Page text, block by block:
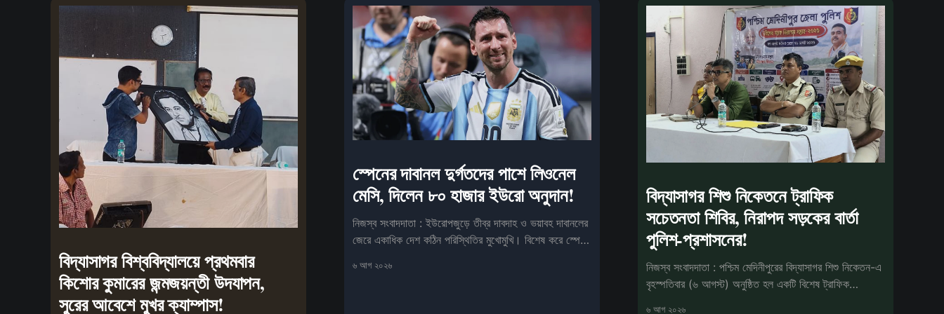
বিদ্যাসাগর বিশ্ববিদ্যালয়ে প্রথমবার
কিশোর কুমারের জন্মজয়ন্তী উদযাপন,
সুরের আবেশে মুখর ক্যাম্পাস!
স্পেনের দাবানল দুর্গতদের পাশে লিওনেল
মেসি, দিলেন ৮০ হাজার ইউরো অনুদান!
নিজস্ব সংবাদদাতা : ইউরোপজুড়ে তীব্র দাবদাহ ও ভয়াবহ দাবানলের
জেরে একাধিক দেশ কঠিন পরিস্থিতির মুখোমুখি। বিশেষ করে স্পেনে
৬ আগ ২০২৬
বিদ্যাসাগর শিশু নিকেতনে ট্রাফিক
সচেতনতা শিবির, নিরাপদ সড়কের বার্তা
পুলিশ-প্রশাসনের!
নিজস্ব সংবাদদাতা : পশ্চিম মেদিনীপুরের বিদ্যাসাগর শিশু নিকেতন-এ
বৃহস্পতিবার (৬ আগস্ট) অনুষ্ঠিত হল একটি বিশেষ ট্রাফিক
৬ আগ ২০২৬